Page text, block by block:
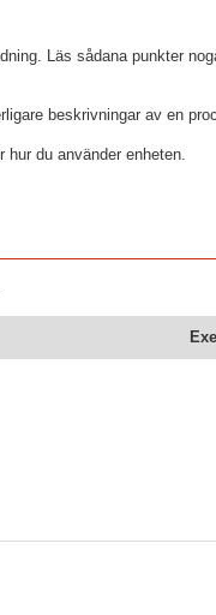
Läs sådana punkter
beskrivningar av en
hur du använder enheten.